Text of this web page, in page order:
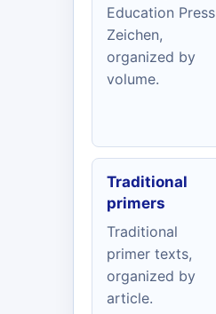
Education Press
Zeichen,
organized by
volume.
Traditional
primers
Traditional
primer texts,
organized by
article.